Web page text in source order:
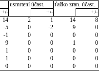
usmrtení účast. ťažko zran. účast.
+/-
+/- +/-
14 2 1 14 8
-5 0 -2 9 0
-1 0 0 0 0
9 0 0 1 0
1 0 0 0 0
1 0 0 0 0
0 0 0 0 0